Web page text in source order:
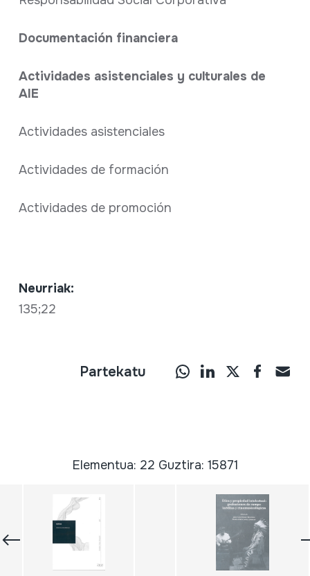
Documentación financiera
Actividades asistenciales y culturales de
AIE
Actividades asistenciales
Actividades de formación
Actividades de promoción
Neurriak:
135;22
Partekatu
Elementua: 22 Guztira: 15871